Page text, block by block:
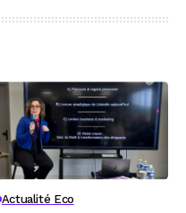
Actualité Eco